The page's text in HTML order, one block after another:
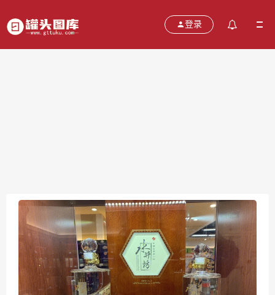
登录